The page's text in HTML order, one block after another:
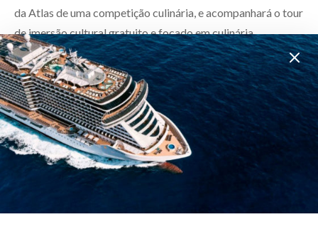
da Atlas de uma competição culinária, e acompanhará o tour
de imersão cultural gratuito e focado em culinária.
Dependendo do itinerário, os hóspedes podem
experimentar tapas em Barcelona, na Espanha; explorar um
mercado de fazendeiros na Córsega, na França; ou comprar
chocolates e vinhos em Cinque Terre, na Itália, para
desfrutar a bordo.
Outro conceito de jantar aos hóspedes é o
Josper Grill Dining
piscina, apresenta um estilo único de cozinha chamado